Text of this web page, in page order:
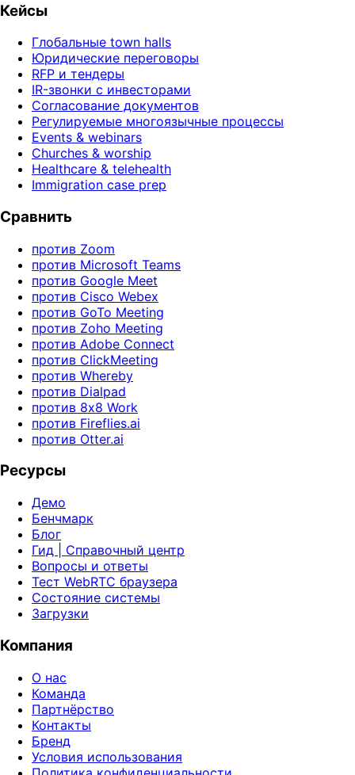
Кейсы
Глобальные town halls
Юридические переговоры
RFP и тендеры
IR-звонки с инвесторами
Согласование документов
Регулируемые многоязычные процессы
Events & webinars
Churches & worship
Healthcare & telehealth
Immigration case prep
Сравнить
против Zoom
против Microsoft Teams
против Google Meet
против Cisco Webex
против GoTo Meeting
против Zoho Meeting
против Adobe Connect
против ClickMeeting
против Whereby
против Dialpad
против 8x8 Work
против Fireflies.ai
против Otter.ai
Ресурсы
Демо
Бенчмарк
Блог
Гид | Справочный центр
Вопросы и ответы
Тест WebRTC браузера
Состояние системы
Загрузки
Компания
О нас
Команда
Партнёрство
Контакты
Бренд
Условия использования